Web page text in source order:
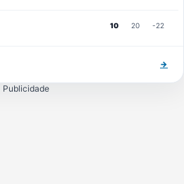
10 20 -22
→
Publicidade